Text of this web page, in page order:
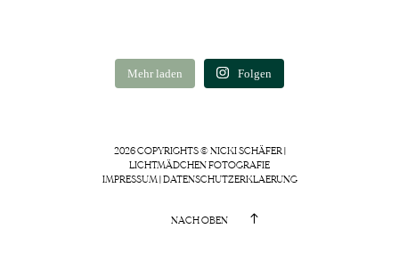
Mehr laden Folgen
2026 COPYRIGHTS © NICKI SCHÄFER |
LICHTMÄDCHEN FOTOGRAFIE
IMPRESSUM| DATENSCHUTZERKLAERUNG
NACH OBEN